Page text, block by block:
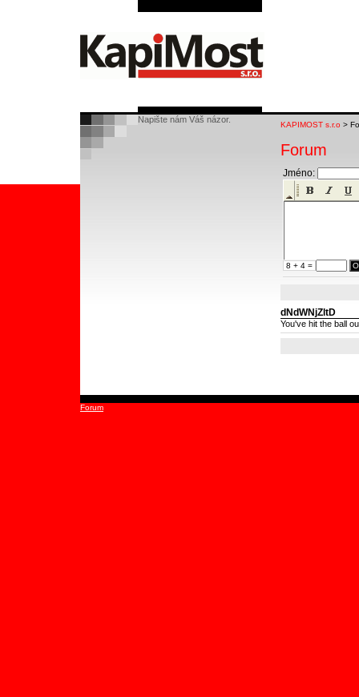
KAPIMOST s.r.o >
Forum
Jméno:
8 + 4 =
dNdWNjZltD
You've hit the ball
Napište nám Váš názor.
Forum